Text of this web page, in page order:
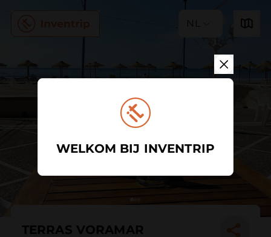
NL
TERRAS VORAMAR
WELKOM BIJ INVENTRIP